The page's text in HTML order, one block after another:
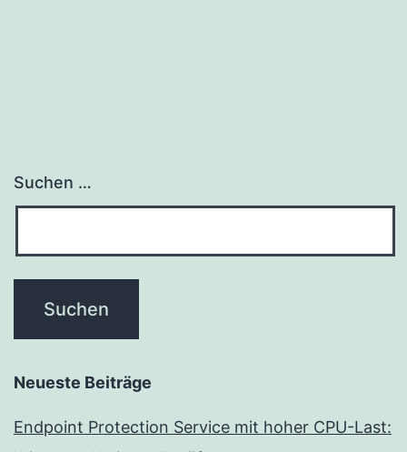
Suchen …
Neueste Beiträge
Endpoint Protection Service mit hoher CPU-Last: